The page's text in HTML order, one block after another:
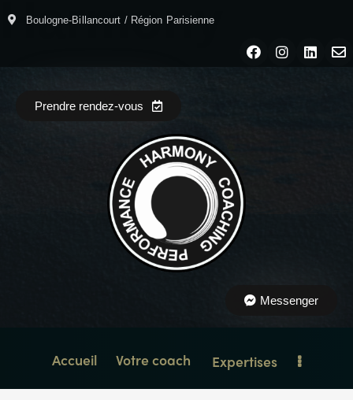
Harmony
Boulogne-Billancourt / Région Parisienne
Prendre rendez-vous
Messenger
Accueil Votre coach Expertises